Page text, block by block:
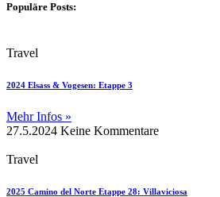
Populäre Posts:
Travel
2024 Elsass & Vogesen: Etappe 3
Mehr Infos »
27.5.2024 Keine Kommentare
Travel
2025 Camino del Norte Etappe 28: Villaviciosa